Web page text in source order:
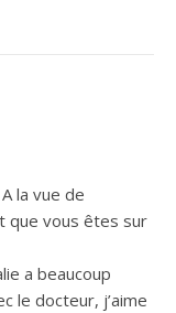
la vue de
que vous êtes sur
a beaucoup
le docteur, j’aime